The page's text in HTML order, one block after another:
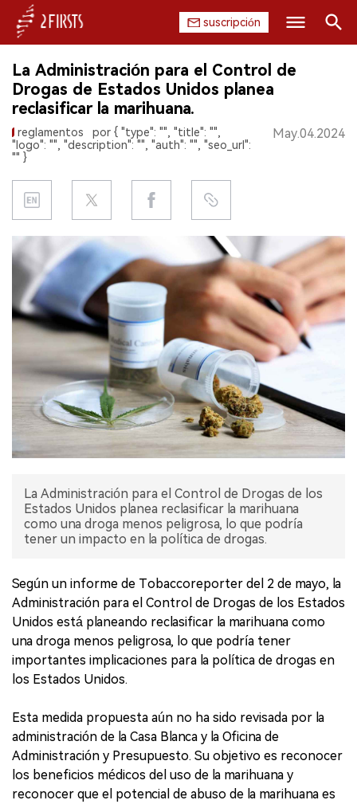
suscripción
INICIO
EMPRESA
PRODUCTO
REGULACIÓN
CHINA
DATOS
EXPOSICIÓN
ENTREVISTA
La Administración para el Control de
Drogas de Estados Unidos planea
reclasificar la marihuana.
reglamentos
por { "type": "", "title": "",
"logo": "", "description": "", "auth": "", "seo_url":
"" }
May.04.2024
La Administración para el Control de Drogas de los
Estados Unidos planea reclasificar la marihuana
como una droga menos peligrosa, lo que podría
tener un impacto en la política de drogas.
Según un informe de Tobaccoreporter del 2 de mayo, la
Administración para el Control de Drogas de los Estados
Unidos está planeando reclasificar la marihuana como
una droga menos peligrosa, lo que podría tener
importantes implicaciones para la política de drogas en
los Estados Unidos.
Esta medida propuesta aún no ha sido revisada por la
administración de la Casa Blanca y la Oficina de
Administración y Presupuesto. Su objetivo es reconocer
los beneficios médicos del uso de la marihuana y
reconocer que el potencial de abuso de la marihuana es